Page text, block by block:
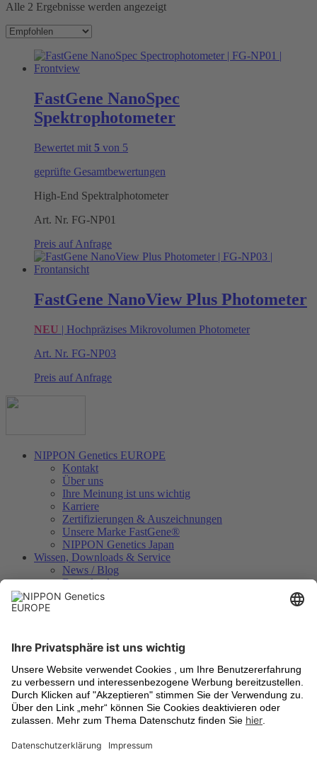
Alle 2 Ergebnisse werden angezeigt
FastGene NanoSpec
Spektrophotometer
Bewertet mit 5 von 5
geprüfte Gesamtbewertungen
High-End Spektralphotometer
Art. Nr. FG-NP01
Preis auf Anfrage
FastGene NanoView Plus Photometer
NEU | Hochpräzises Mikrovolumen Photometer
Art. Nr. FG-NP03
Preis auf Anfrage
NIPPON Genetics EUROPE
Kontakt
Über uns
Ihre Meinung ist uns wichtig
Karriere
Zertifizierungen & Auszeichnungen
Unsere Marke FastGene®
NIPPON Genetics Japan
Wissen, Downloads & Service
News / Blog
Downloads
Videos
Internationale Händler
Allgemeine Geschäftsbedingungen
Versandkosten
Rücknahme von Altgeräten
Datenschutzbestimmungen
Cookie Einstellungen
Warenzeichen